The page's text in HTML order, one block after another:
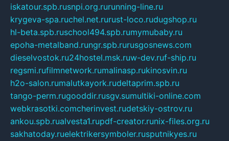
iskatour.spb.rusnpi.org.rurunning-line.ru
krygeva-spa.ruchel.net.rurust-loco.rudugshop.ru
hl-beta.spb.ruschool494.spb.rumymubaby.ru
epoha-metalband.rungr.spb.rurusgosnews.com
dieselvostok.ru24hostel.msk.ruw-dev.ruf-ship.ru
regsmi.rufilmnetwork.rumalinasp.rukinosvin.ru
h2o-salon.rumalutkayork.rudeltaprim.spb.ru
tango-perm.rugooddir.rusgv.sumultiki-online.com
webkrasotki.comcherinvest.rudetskiy-ostrov.ru
ankou.spb.rualvesta1.rupdf-creator.runix-files.org.ru
sakhatoday.ruelektrikersymboler.rusputnikyes.ru